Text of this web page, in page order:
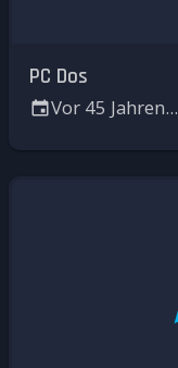
PC Dos
Vor 45 Jahren...